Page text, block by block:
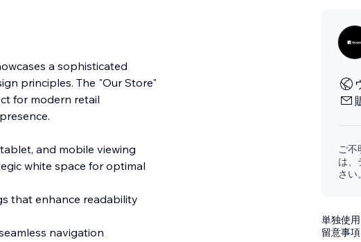
a sophisticated
principles. The "Our Store"
for modern retail
and mobile viewing
white space for optimal
that enhance readability
navigation
ご不
は、
さい。
単独使
留意事項